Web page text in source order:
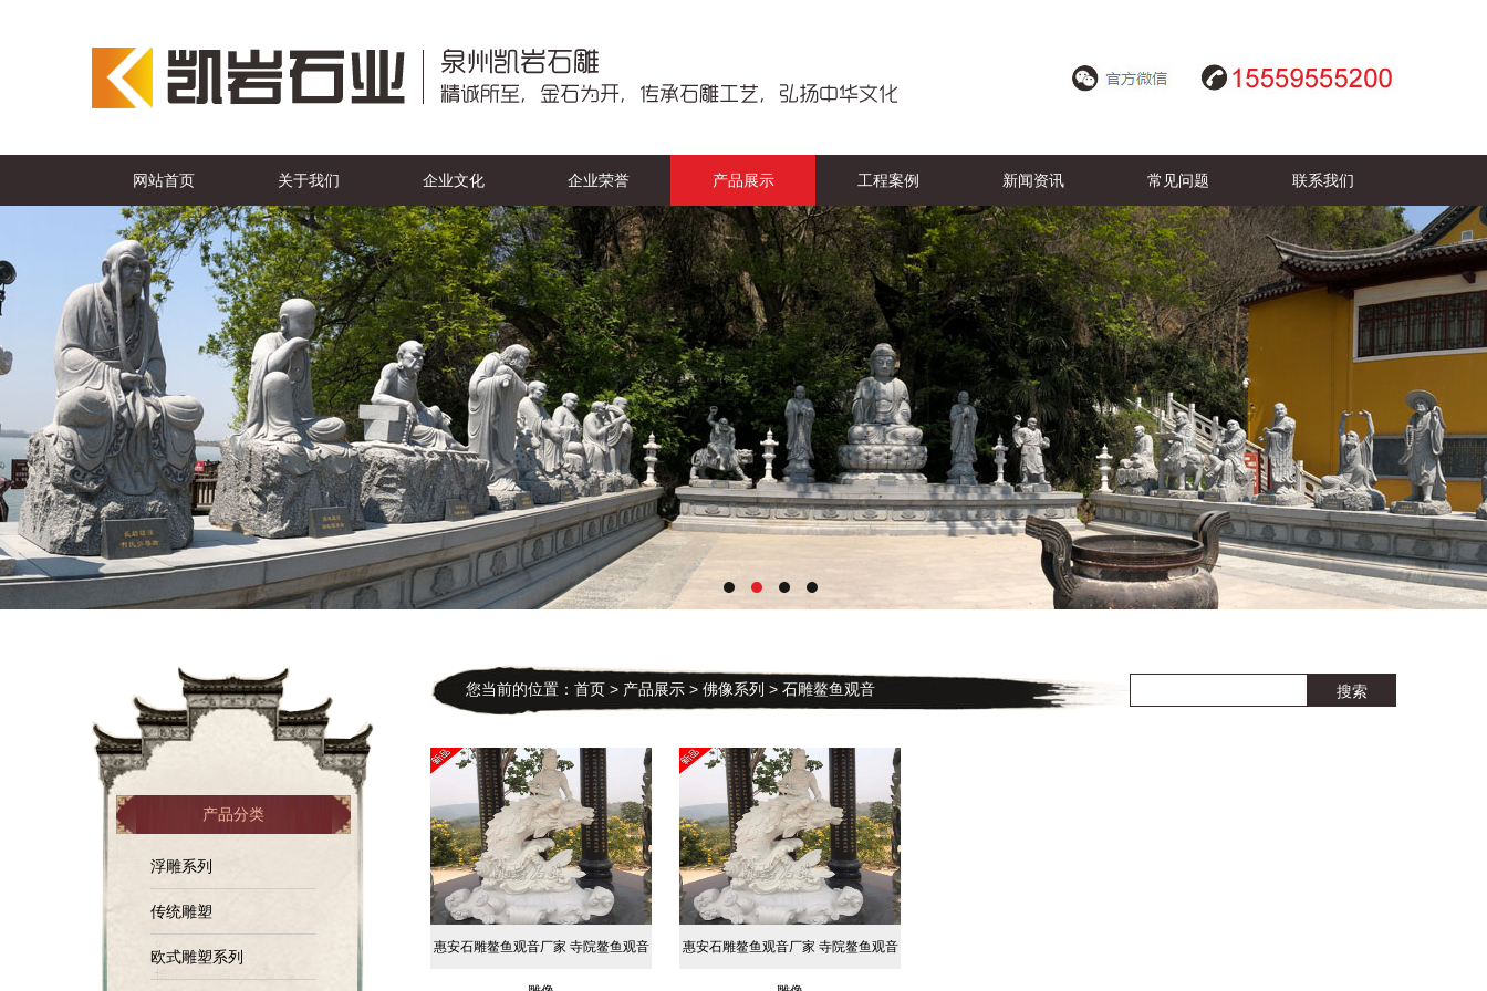
网站首页 关于我们 企业文化 企业荣誉 产品展示 工程案例 新闻资讯 常见问题 联系我们
产品分类
浮雕系列
传统雕塑
欧式雕塑系列
您当前的位置： 首页 > 产品展示 > 佛像系列 > 石雕鳌鱼观音
惠安石雕鳌鱼观音厂家 寺院鳌鱼观音 惠安石雕鳌鱼观音厂家 寺院鳌鱼观音